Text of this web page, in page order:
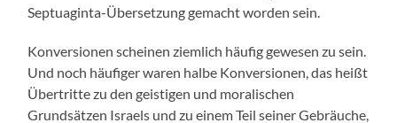
Septuaginta-Übersetzung gemacht worden sein.
Konversionen scheinen ziemlich häufig gewesen zu sein.
Und noch häufiger waren halbe Konversionen, das heißt
Übertritte zu den geistigen und moralischen
Grundsätzen Israels und zu einem Teil seiner Gebräuche,